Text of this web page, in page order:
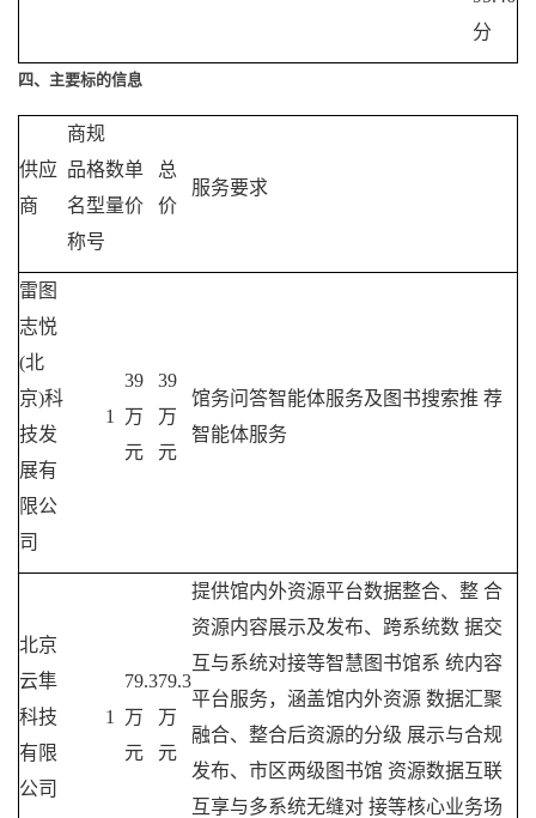
分
四、主要标的信息
供应
商
商
品
名
称
规
格
型
号
数
量
单
价
总
价
服务要求
雷图
志悦
(北
京)科
技发
展有
限公
司
1
39
万
元
39
万
元
馆务问答智能体服务及图书搜索推 荐
智能体服务
北京
云隼
科技
有限
公司
1
79.3
万
元
79.3
万
元
提供馆内外资源平台数据整合、整 合
资源内容展示及发布、跨系统数 据交
互与系统对接等智慧图书馆系 统内容
平台服务，涵盖馆内外资源 数据汇聚
融合、整合后资源的分级 展示与合规
发布、市区两级图书馆 资源数据互联
互享与多系统无缝对 接等核心业务场